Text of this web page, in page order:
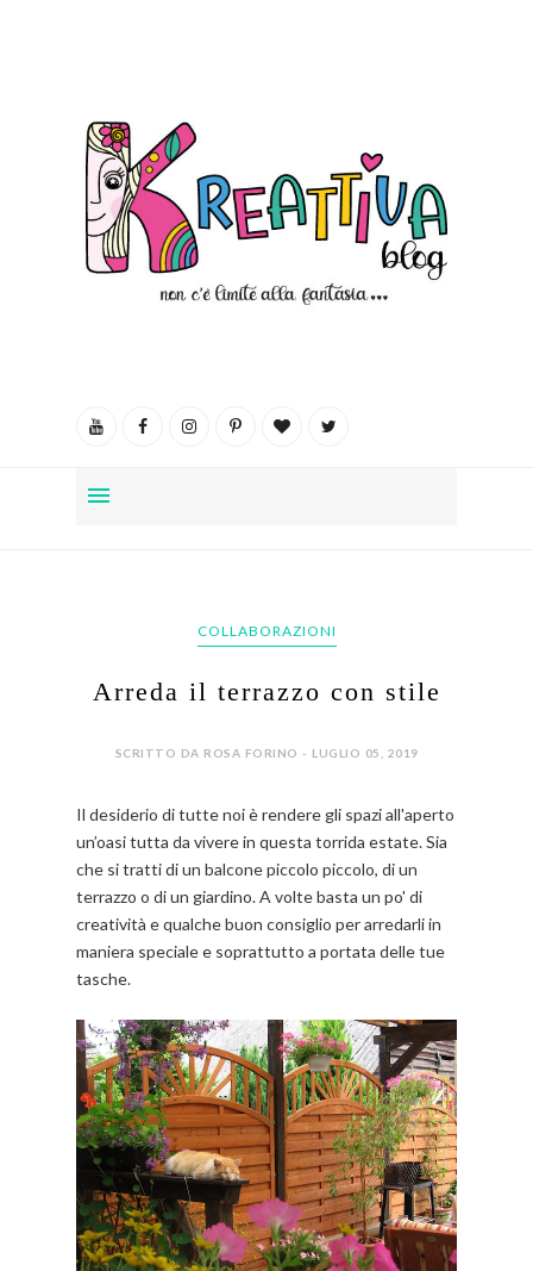
COLLABORAZIONI
Arreda il terrazzo con stile
SCRITTO DA ROSA FORINO - LUGLIO 05, 2019
Il desiderio di tutte noi è rendere gli spazi all'aperto
un’oasi tutta da vivere in questa torrida estate. Sia
che si tratti di un balcone piccolo piccolo, di un
terrazzo o di un giardino. A volte basta un po' di
creatività e qualche buon consiglio per arredarli in
maniera speciale e soprattutto a portata delle tue
tasche.